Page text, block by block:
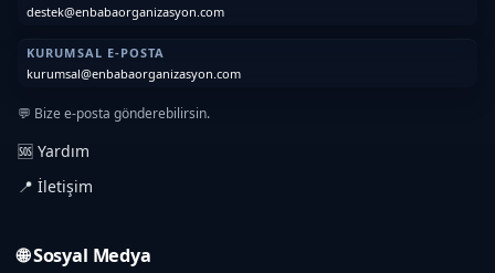
destek@enbabaorganizasyon.com
KURUMSAL E-POSTA
kurumsal@enbabaorganizasyon.com
💬 Bize e-posta gönderebilirsin.
🆘 Yardım
📍 İletişim
🌐 Sosyal Medya